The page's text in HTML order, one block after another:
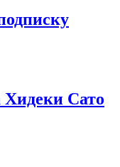
Хидеки Сато